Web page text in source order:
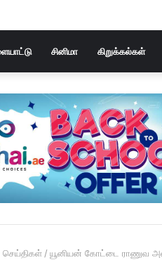
சினிமா கிறுக்கல்கள்
/ யூனியன் கோட்டை ராணுவ